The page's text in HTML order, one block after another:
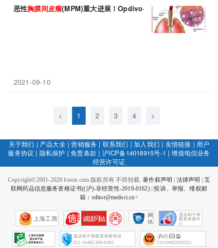
恶性胸膜间皮瘤(MPM)重大进展！Opdivo+Yervoy免疫组合在中
2021-09-10
< 1 2 3 4 >
关于我们 | 产品大全|营销服务 | 联系我们 | 加入我们 | 友情链接 | 用户
服务协议 | 隐私保护 |免责条款 | 沪ICP备14018915号-1 |增值电信业务
经营许可证
Copyright©2001-2020 bioon.com 版权所有 不得转载.著作权声明 法律声明
互
联网药品信息服务资格证书((沪)-非经营性-2019-0162)|投诉、举报、维权邮
箱：editor@medsci.cn<
上海工商
网
络
会
征
021-54485309-8082 31010402000321